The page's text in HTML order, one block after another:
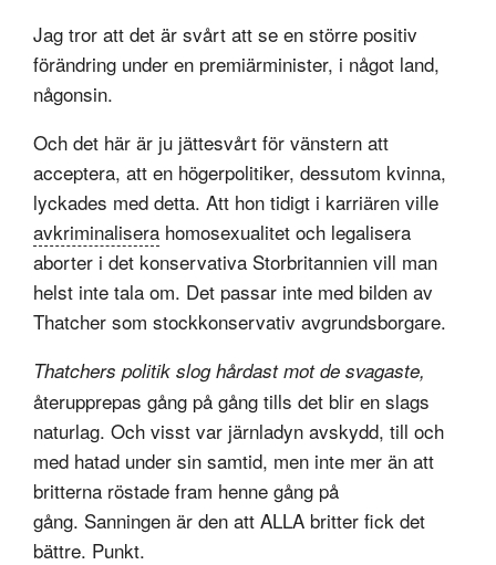
Jag tror att det är svårt att se en större positiv
förändring under en premiärminister, i något land,
någonsin.
Och det här är ju jättesvårt för vänstern att
acceptera, att en högerpolitiker, dessutom kvinna,
lyckades med detta. Att hon tidigt i karriären ville
avkriminalisera homosexualitet och legalisera
aborter i det konservativa Storbritannien vill man
helst inte tala om. Det passar inte med bilden av
Thatcher som stockkonservativ avgrundsborgare.
Thatchers politik slog hårdast mot de svagaste,
återupprepas gång på gång tills det blir en slags
naturlag. Och visst var järnladyn avskydd, till och
med hatad under sin samtid, men inte mer än att
britterna röstade fram henne gång på
gång. Sanningen är den att ALLA britter fick det
bättre. Punkt.